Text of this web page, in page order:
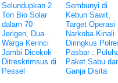
Selundupkan 2
Ton Bio Solar
dalam 70
Jerigen, Dua
Warga Kerinci
Jambi Dicokok
Ditreskrimsus di
Pessel
Sembunyi di
Kebun Sawit,
Target Operasi
Narkoba Kinali
Diringkus
Pasbar :
Paket Sabu
Ganja Disita